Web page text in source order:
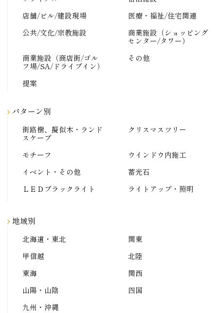
店舗/ビル/建設現場
医療・福祉/住宅関連
公共/文化/宗教施設
商業施設（ショッピング
センター/タワー）
商業施設（商店街/ゴル
フ場/SA/ドライブイン）
その他
提案
パターン別
街路樹、擬似木・ランド
スケープ
クリスマスツリー
モチーフ
ウインドウ内施工
イベント・その他
蓄光石
ＬＥＤブラックライト
ライトアップ・照明
地域別
北海道・東北
関東
甲信越
北陸
東海
関西
山陽・山陰
四国
九州・沖縄